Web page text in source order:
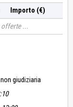
Importo (€)
offerte
giudiziaria